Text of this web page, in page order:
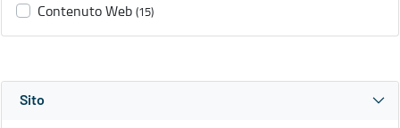
Contenuto Web (15)
Sito